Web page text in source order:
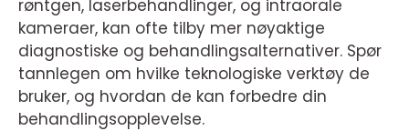
røntgen, laserbehandlinger, og intraorale
kameraer, kan ofte tilby mer nøyaktige
diagnostiske og behandlingsalternativer. Spør
tannlegen om hvilke teknologiske verktøy de
bruker, og hvordan de kan forbedre din
behandlingsopplevelse.